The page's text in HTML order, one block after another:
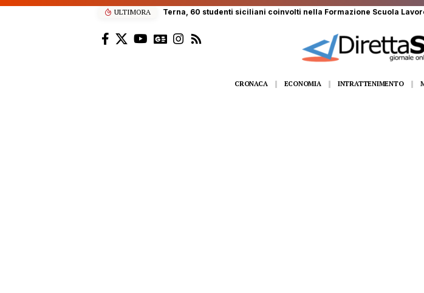
ULTIMORA Caldo fino a 37°C poi il cielo si scatena: allerta temporali in Sicilia
CRONACA ECONOMIA INTRATTENIMENTO